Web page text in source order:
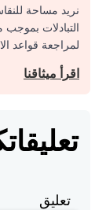
نريد مساحة
التبادلات بموجب
لمراجعة قواعد
اقرأ ميثاقنا
تعليق